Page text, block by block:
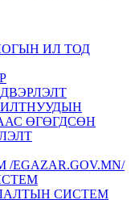
ИЛ ТОД
ӨГӨГДСӨН
СИСТЕМ